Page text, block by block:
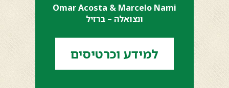
Omar Acosta & Marcelo Nami
ונצואלה – ברזיל
למידע וכרטיסים